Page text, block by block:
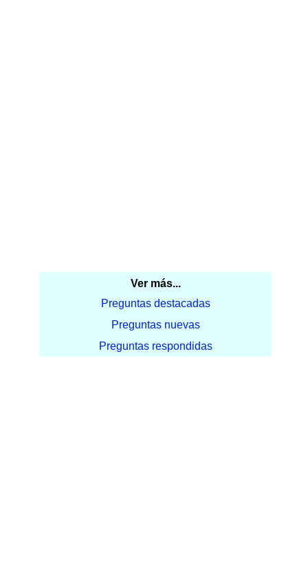
Ver más...
Preguntas destacadas
Preguntas nuevas
Preguntas respondidas